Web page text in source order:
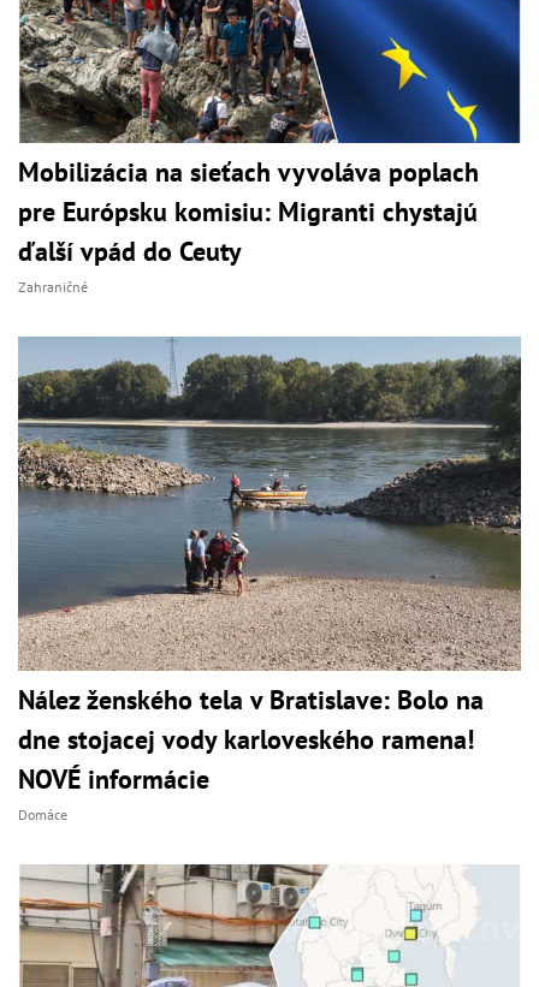
Mobilizácia na sieťach vyvoláva poplach
pre Európsku komisiu: Migranti chystajú
ďalší vpád do Ceuty
Zahraničné
Nález ženského tela v Bratislave: Bolo na
dne stojacej vody karloveského ramena!
NOVÉ informácie
Domáce